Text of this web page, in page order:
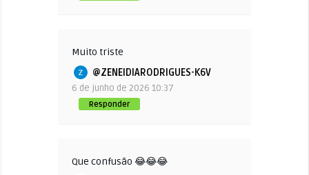
Muito triste
@ZENEIDIARODRIGUES-K6V
6 de junho de 2026 10:37
Responder
Que confusão 😂😂😂